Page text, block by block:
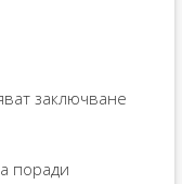
заключване
поради